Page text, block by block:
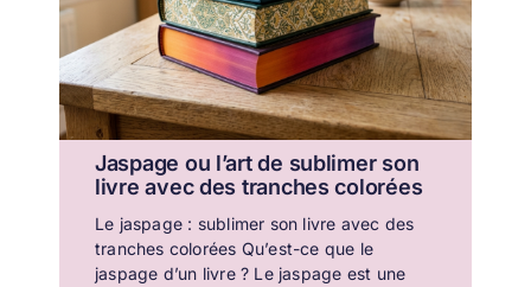
Jaspage ou l’art de sublimer son
livre avec des tranches colorées
Le jaspage : sublimer son livre avec des
tranches colorées Qu’est-ce que le
jaspage d’un livre ? Le jaspage est une